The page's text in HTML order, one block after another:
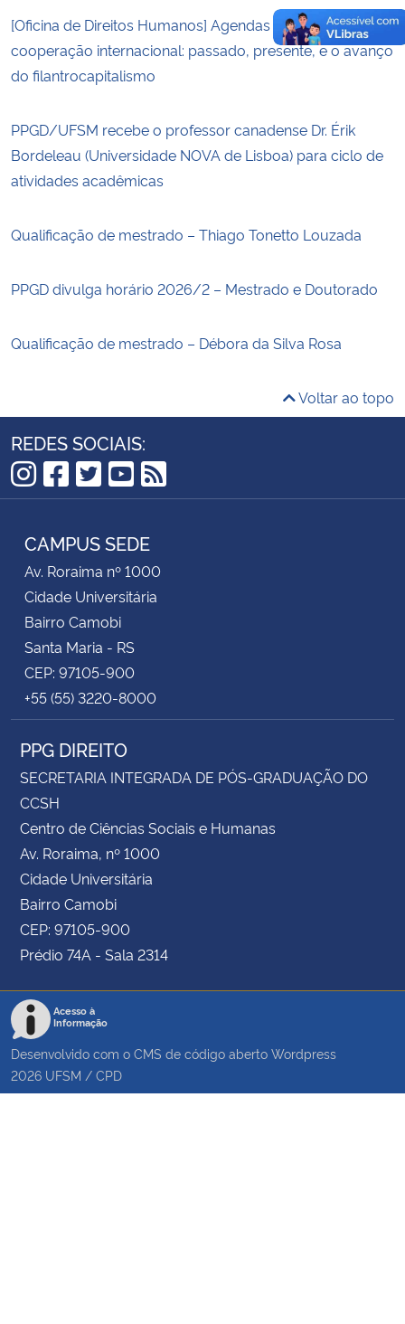
[Oficina de Direitos Humanos] Agendas de pesquisa em
cooperação internacional: passado, presente, e o avanço
do filantrocapitalismo
PPGD/UFSM recebe o professor canadense Dr. Érik
Bordeleau (Universidade NOVA de Lisboa) para ciclo de
atividades acadêmicas
Qualificação de mestrado – Thiago Tonetto Louzada
PPGD divulga horário 2026/2 – Mestrado e Doutorado
Qualificação de mestrado – Débora da Silva Rosa
Voltar ao topo
REDES SOCIAIS:
Instagram
Facebook
Twitter
YouTube
RSS
CAMPUS SEDE
Av. Roraima nº 1000
Cidade Universitária
Bairro Camobi
Santa Maria - RS
CEP: 97105-900
+55 (55) 3220-8000
PPG DIREITO
SECRETARIA INTEGRADA DE PÓS-GRADUAÇÃO DO
CCSH
Centro de Ciências Sociais e Humanas
Av. Roraima, nº 1000
Cidade Universitária
Bairro Camobi
CEP: 97105-900
Prédio 74A - Sala 2314
Acesso à
Informação
Desenvolvido com o CMS de código aberto Wordpress
2026 UFSM / CPD